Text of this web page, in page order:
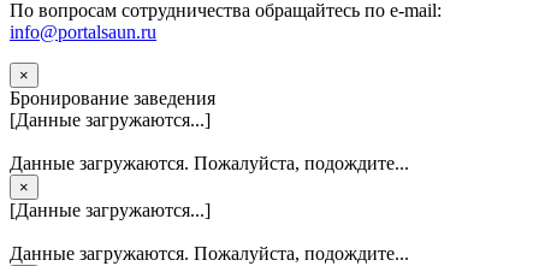
По вопросам сотрудничества обращайтесь по e-mail:
info@portalsaun.ru
×
Бронирование заведения
[Данные загружаются...]
Данные загружаются. Пожалуйста, подождите...
×
[Данные загружаются...]
Данные загружаются. Пожалуйста, подождите...